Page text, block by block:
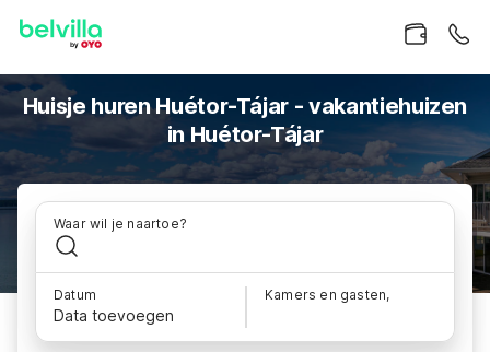
Huisje huren Huétor-Tájar - vakantiehuizen
in Huétor-Tájar
Waar wil je naartoe?
Datum
Data toevoegen
Kamers en gasten,